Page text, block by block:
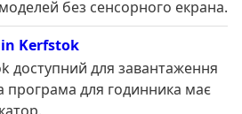
без сенсорного екрана.
Kerfstok
доступний для завантаження
програма для годинника має